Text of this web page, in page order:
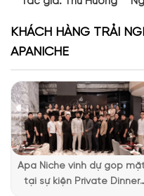
Thiết kế của Afternoon
KHÁCH HÀNG TRẢI
APANICHE
Apa Niche vinh dự góp
tại sự kiện Private Dinner